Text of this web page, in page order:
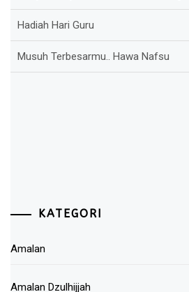
Hadiah Hari Guru
Musuh Terbesarmu.. Hawa Nafsu
KATEGORI
Amalan
Amalan Dzulhijjah